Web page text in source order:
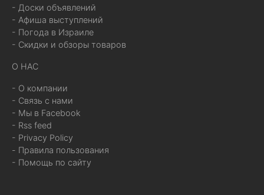
- Доски объявлений
- Афиша выступлений
- Погода в Израиле
- Скидки и обзоры товаров
О НАС
- О компании
- Связь с нами
- Мы в Facebook
- Rss feed
- Privacy Policy
- Правила пользования
- Помощь по сайту